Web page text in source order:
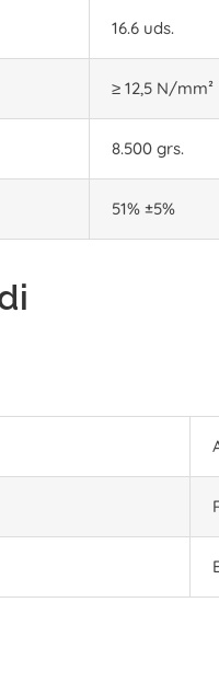
16.6 uds.
≥ 12,5 N/mm²
8.500 grs.
51% ±5%